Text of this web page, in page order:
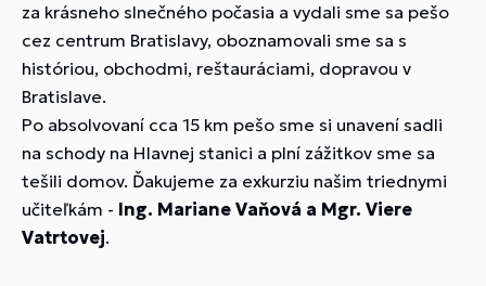
za krásneho slnečného počasia a vydali sme sa pešo
cez centrum Bratislavy, oboznamovali sme sa s
históriou, obchodmi, reštauráciami, dopravou v
Bratislave.
Po absolvovaní cca 15 km pešo sme si unavení sadli
na schody na Hlavnej stanici a plní zážitkov sme sa
tešili domov. Ďakujeme za exkurziu našim triednymi
učiteľkám - Ing. Mariane Vaňová a Mgr. Viere
Vatrtovej.